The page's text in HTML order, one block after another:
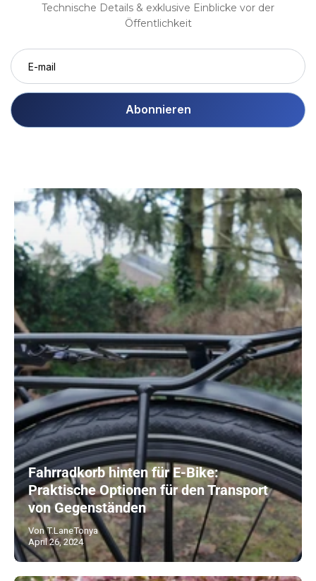
Technische Details & exklusive Einblicke vor der
Öffentlichkeit
Abonnieren
Fahrradkorb hinten für E-Bike:
Praktische Optionen für den Transport
von Gegenständen
Von T.LaneTonya
April 26, 2024